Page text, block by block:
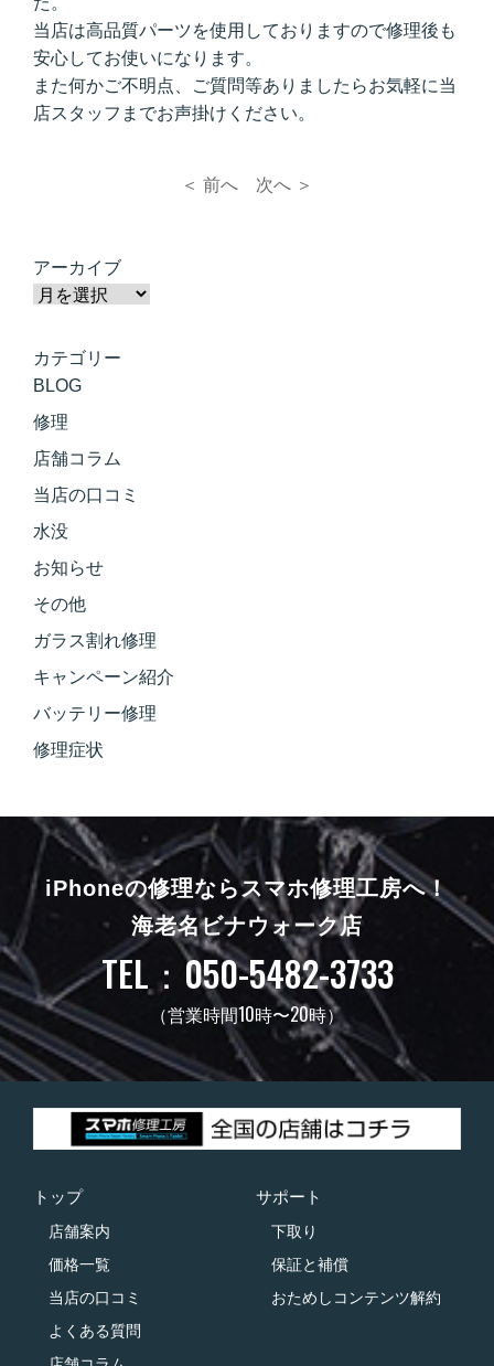
当店は高品質パーツを使用しておりますので修理後も
安心してお使いになります。
また何かご不明点、ご質問等ありましたらお気軽に当
店スタッフまでお声掛けください。
＜ 前へ 次へ ＞
アーカイブ
カテゴリー
BLOG
修理
店舗コラム
当店の口コミ
水没
お知らせ
その他
ガラス割れ修理
キャンペーン紹介
バッテリー修理
修理症状
iPhoneの修理ならスマホ修理工房へ！
海老名ビナウォーク店
TEL：050-5482-3733
（営業時間10時〜20時）
トップ
店舗案内
価格一覧
当店の口コミ
よくある質問
サポート
下取り
保証と補償
おためしコンテンツ解約